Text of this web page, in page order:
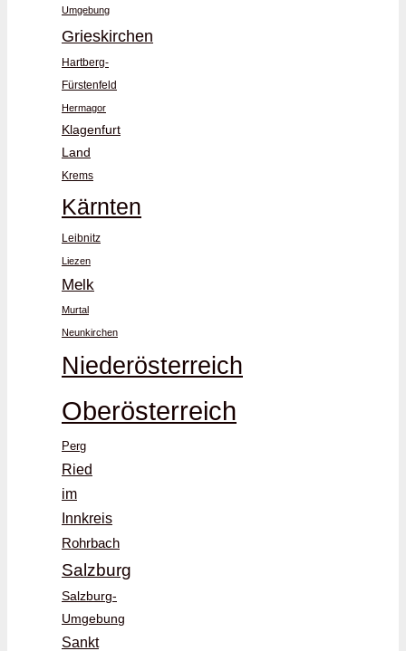
Umgebung
Grieskirchen
Hartberg-
Fürstenfeld
Hermagor
Klagenfurt
Land
Krems
Kärnten
Leibnitz
Liezen
Melk
Murtal
Neunkirchen
Niederösterreich
Oberösterreich
Perg
Ried
im
Innkreis
Rohrbach
Salzburg
Salzburg-
Umgebung
Sankt